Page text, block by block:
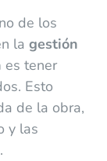
de los
la gestión
es tener
Esto
de la obra,
y las